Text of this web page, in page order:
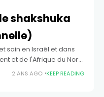
shakshuka
sain en Israël et dans
et de l'Afrique du Nord.
tomates mijotées,
2 ANS AGO KEEP READING